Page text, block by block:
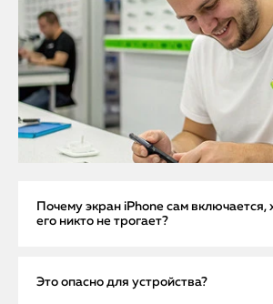
Почему экран iPhone сам включается,
его никто не трогает?
Причина — сбой датчика приближения
камеры. Иногда виноват программный
Это опасно для устройства?